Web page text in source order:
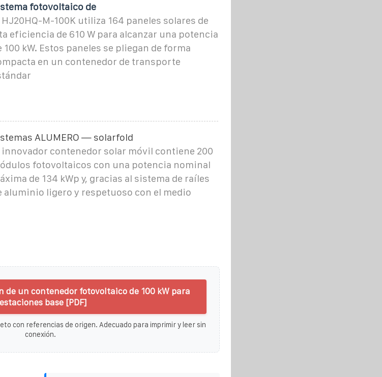
fotovoltaico de
HJ20HQ-M-100K utiliza 164 paneles solares de
eficiencia de 610 W para alcanzar una potencia
100 kW. Estos paneles se pliegan de forma
en un contenedor de transporte
ALUMERO — solarfold
innovador contenedor solar móvil contiene 200
fotovoltaicos con una potencia nominal
de 134 kWp y, gracias al sistema de raíles
aluminio ligero y respetuoso con el medio
de un contenedor fotovoltaico de 100 kW para
estaciones base [PDF]
con referencias de origen. Adecuado para imprimir y leer sin
conexión.